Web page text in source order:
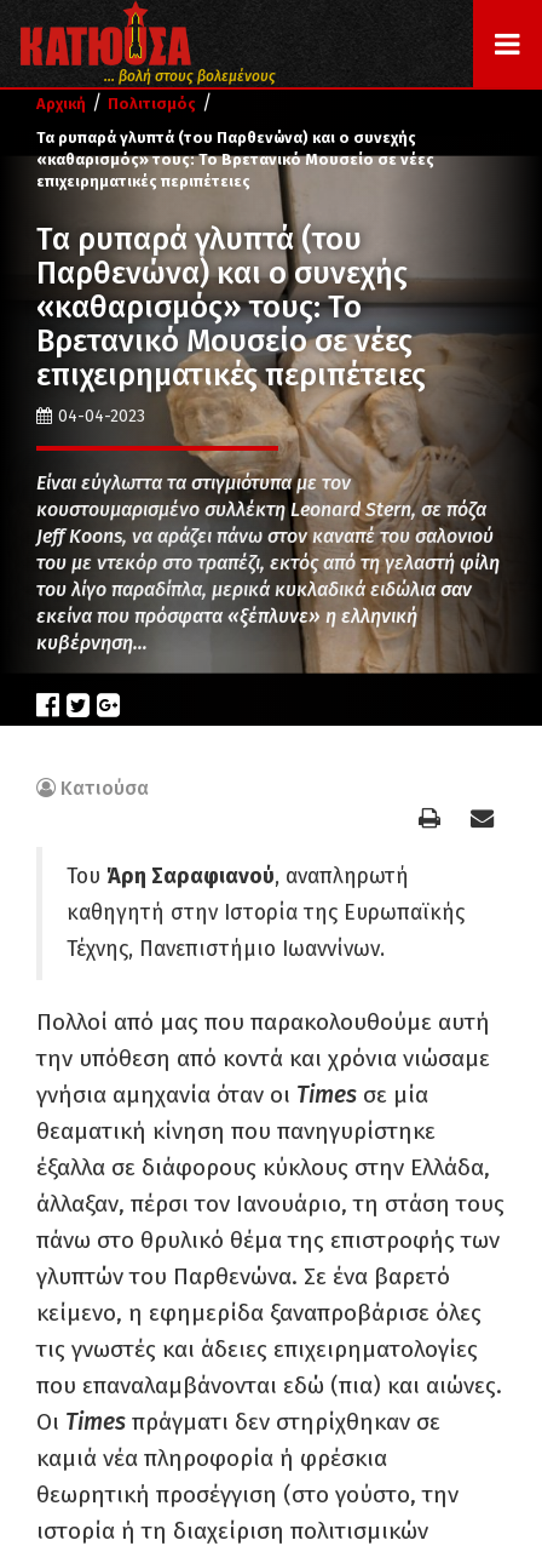
... βολή στους βολεμένους
Αρχική / Πολιτισμός /
Τα ρυπαρά γλυπτά (του Παρθενώνα) και ο συνεχής
«καθαρισμός» τους: Το Βρετανικό Μουσείο σε νέες
επιχειρηματικές περιπέτειες
Τα ρυπαρά γλυπτά (του
Παρθενώνα) και ο συνεχής
«καθαρισμός» τους: Το
Βρετανικό Μουσείο σε νέες
επιχειρηματικές περιπέτειες
04-04-2023
Είναι εύγλωττα τα στιγμιότυπα με τον
κουστουμαρισμένο συλλέκτη Leonard Stern, σε πόζα
Jeff Koons, να αράζει πάνω στον καναπέ του σαλονιού
του με ντεκόρ στο τραπέζι, εκτός από τη γελαστή φίλη
του λίγο παραδίπλα, μερικά κυκλαδικά ειδώλια σαν
εκείνα που πρόσφατα «ξέπλυνε» η ελληνική
κυβέρνηση…
Κατιούσα
Του Άρη Σαραφιανού, αναπληρωτή
καθηγητή στην Ιστορία της Ευρωπαϊκής
Τέχνης, Πανεπιστήμιο Ιωαννίνων.
Πολλοί από μας που παρακολουθούμε αυτή
την υπόθεση από κοντά και χρόνια νιώσαμε
γνήσια αμηχανία όταν οι Times σε μία
θεαματική κίνηση που πανηγυρίστηκε
έξαλλα σε διάφορους κύκλους στην Ελλάδα,
άλλαξαν, πέρσι τον Ιανουάριο, τη στάση τους
πάνω στο θρυλικό θέμα της επιστροφής των
γλυπτών του Παρθενώνα. Σε ένα βαρετό
κείμενο, η εφημερίδα ξαναπροβάρισε όλες
τις γνωστές και άδειες επιχειρηματολογίες
που επαναλαμβάνονται εδώ (πια) και αιώνες.
Οι Times πράγματι δεν στηρίχθηκαν σε
καμιά νέα πληροφορία ή φρέσκια
θεωρητική προσέγγιση (στο γούστο, την
ιστορία ή τη διαχείριση πολιτισμικών